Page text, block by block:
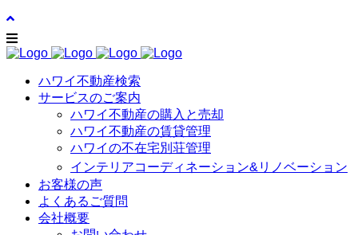
ハワイ不動産検索
サービスのご案内
ハワイ不動産の購入と売却
ハワイ不動産の賃貸管理
ハワイの不在宅別荘管理
インテリアコーディネーション&リノベーション
お客様の声
よくあるご質問
会社概要